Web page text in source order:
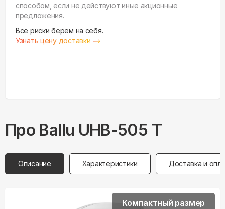
способом, если не действуют иные акционные
предложения.
Все риски берем на себя.
Узнать цену доставки
Про Ballu UHB-505 T
Описание Характеристики Доставка и
Компактный размер